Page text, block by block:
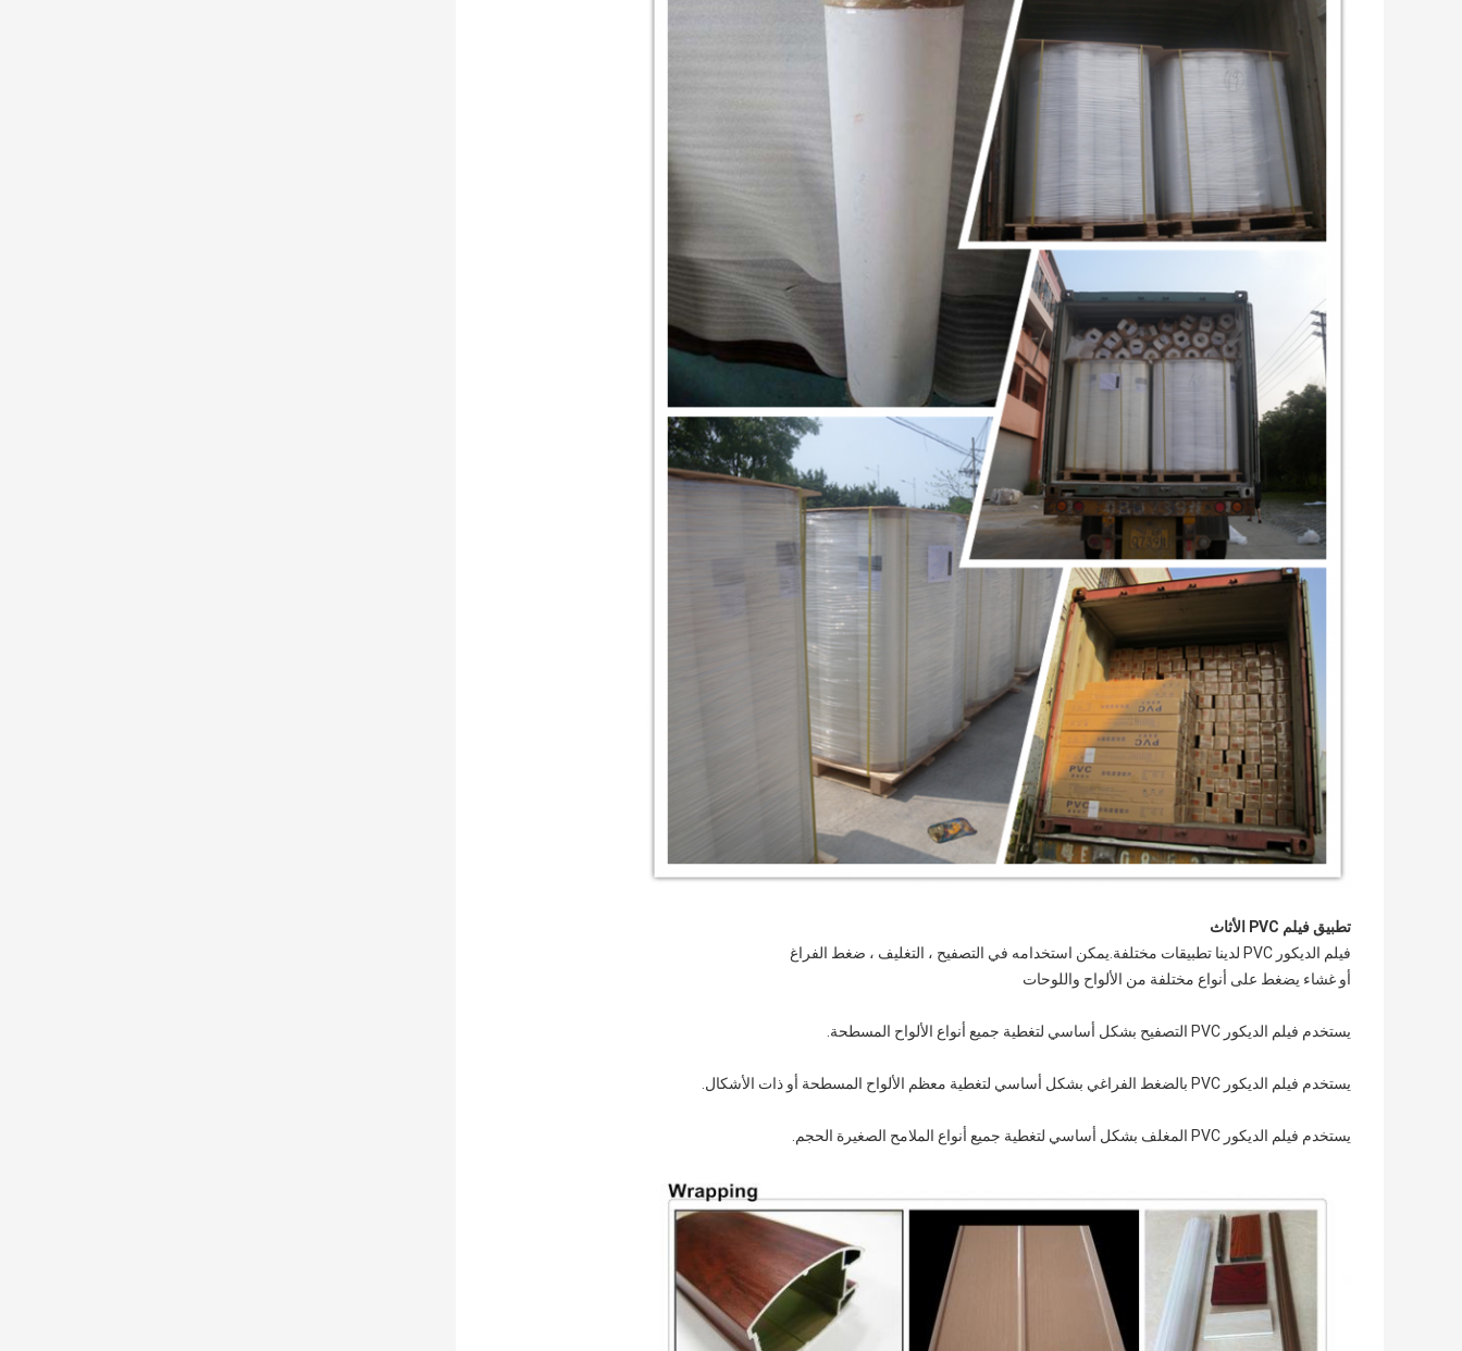
تطبيق فيلم PVC الأثاث
فيلم الديكور PVC لدينا تطبيقات مختلفة.يمكن استخدامه في التصفيح ، التغليف ، ضغط الفراغ
أو غشاء يضغط على أنواع مختلفة من الألواح واللوحات
يستخدم فيلم الديكور PVC التصفيح بشكل أساسي لتغطية جميع أنواع الألواح المسطحة.
يستخدم فيلم الديكور PVC بالضغط الفراغي بشكل أساسي لتغطية معظم الألواح المسطحة أو ذات الأشكال.
يستخدم فيلم الديكور PVC المغلف بشكل أساسي لتغطية جميع أنواع الملامح الصغيرة الحجم.